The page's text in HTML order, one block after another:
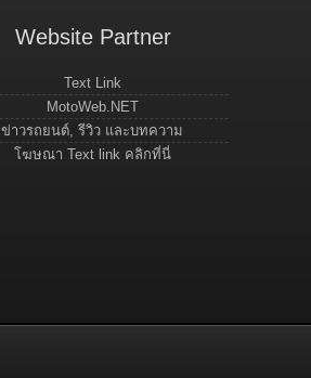
Website Partner
Text Link
MotoWeb.NET
ข่าวรถยนต์, รีวิว และบทความ
โฆษณา Text link คลิกที่นี่